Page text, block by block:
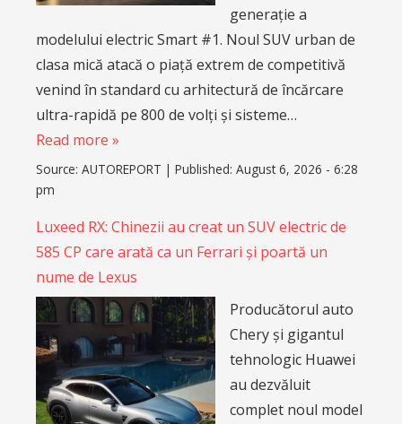
generație a
modelului electric Smart #1. Noul SUV urban de
clasa mică atacă o piață extrem de competitivă
venind în standard cu arhitectură de încărcare
ultra-rapidă pe 800 de volți și sisteme…
Read more »
Source: AUTOREPORT | Published: August 6, 2026 - 6:28
pm
Luxeed RX: Chinezii au creat un SUV electric de
585 CP care arată ca un Ferrari și poartă un
nume de Lexus
Producătorul auto
Chery și gigantul
tehnologic Huawei
au dezvăluit
complet noul model